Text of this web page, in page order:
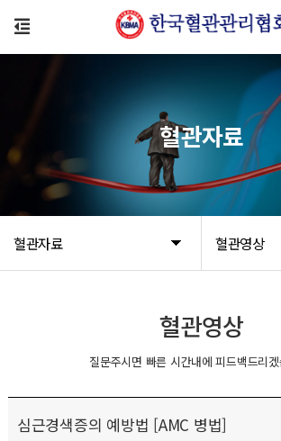
혈관자료 혈관영상
혈관자료
혈관영상
질문주시면 빠른 시간내에 피드백드리
심근경색증의 예방법 [AMC 병법]